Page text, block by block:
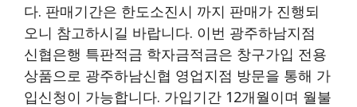
다. 판매기간은 한도소진시 까지 판매가 진행되
오니 참고하시길 바랍니다. 이번 광주하남지점
신협은행 특판적금 학자금적금은 창구가입 전용
상품으로 광주하남신협 영업지점 방문을 통해 가
입신청이 가능합니다. 가입기간 12개월이며 월불